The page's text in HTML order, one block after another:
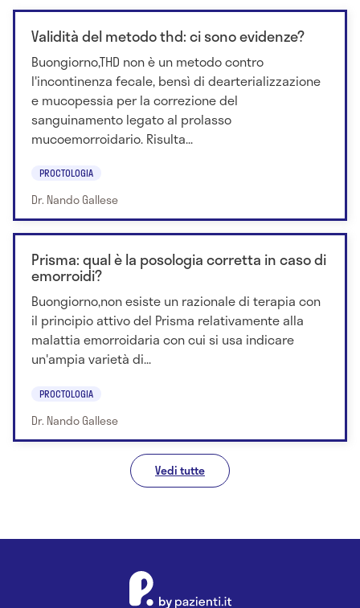
Validità del metodo thd: ci sono evidenze?
Buongiorno,THD non è un metodo contro
l'incontinenza fecale, bensì di dearterializzazione
e mucopessia per la correzione del
sanguinamento legato al prolasso
mucoemorroidario. Risulta...
PROCTOLOGIA
Dr. Nando Gallese
Prisma: qual è la posologia corretta in caso di
emorroidi?
Buongiorno,non esiste un razionale di terapia con
il principio attivo del Prisma relativamente alla
malattia emorroidaria con cui si usa indicare
un'ampia varietà di...
PROCTOLOGIA
Dr. Nando Gallese
Vedi tutte